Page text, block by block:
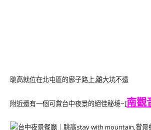
聎高就位在北屯區的廍子路上,離大坑不遠
附近還有一個可賞台中夜景的絕佳秘境~[南觀